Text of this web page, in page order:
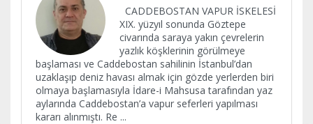
CADDEBOSTAN VAPUR İSKELESİ
XIX. yüzyıl sonunda Göztepe
civarında saraya yakın çevrelerin
yazlık köşklerinin görülmeye
başlaması ve Caddebostan sahilinin İstanbul’dan
uzaklaşıp deniz havası almak için gözde yerlerden biri
olmaya başlamasıyla İdare-i Mahsusa tarafından yaz
aylarında Caddebostan’a vapur seferleri yapılması
kararı alınmıştı. Re ...